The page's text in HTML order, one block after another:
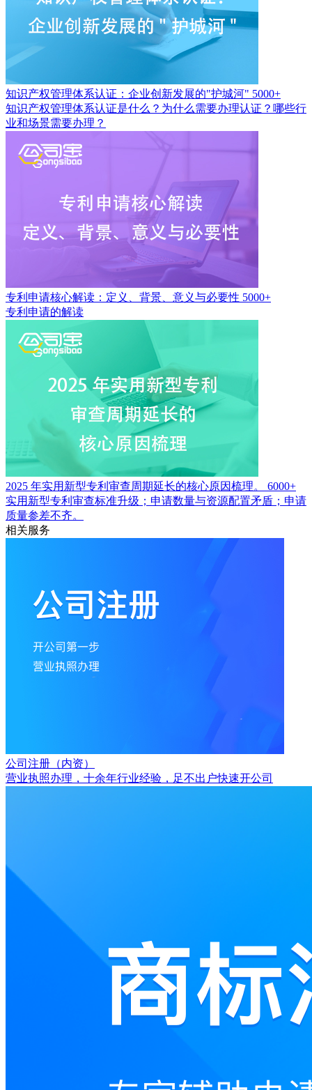
知识产权管理体系认证：企业创新发展的"护城河" 5000+
知识产权管理体系认证是什么？为什么需要办理认证？哪些行
业和场景需要办理？
专利申请核心解读：定义、背景、意义与必要性 5000+
专利申请的解读
2025 年实用新型专利审查周期延长的核心原因梳理。
6000+
实用新型专利审查标准升级；申请数量与资源配置矛盾；申请
质量参差不齐。
相关服务
公司注册（内资）
营业执照办理，十余年行业经验，足不出户快速开公司